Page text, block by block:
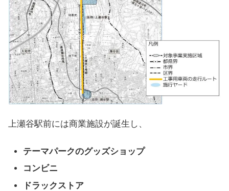
上瀬谷駅前には商業施設が誕生し、
テーマパークのグッズショップ
コンビニ
ドラックストア